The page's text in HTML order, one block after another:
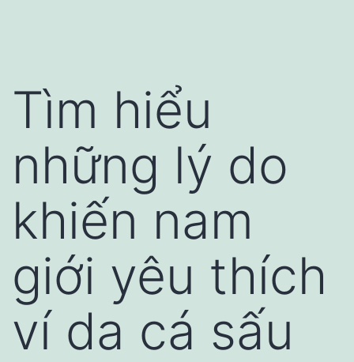
Tìm hiểu
những lý do
khiến nam
giới yêu thích
ví da cá sấu